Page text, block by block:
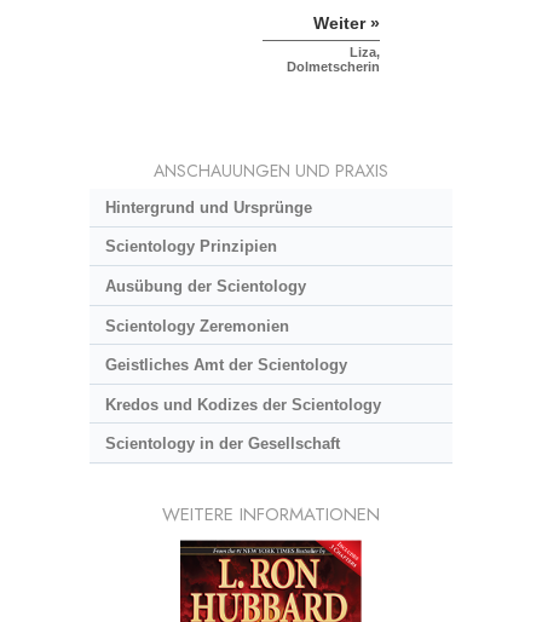
Weiter »
Liza,
Dolmetscherin
ANSCHAUUNGEN UND PRAXIS
Hintergrund und Ursprünge
Scientology Prinzipien
Ausübung der Scientology
Scientology Zeremonien
Geistliches Amt der Scientology
Kredos und Kodizes der Scientology
Scientology in der Gesellschaft
WEITERE INFORMATIONEN